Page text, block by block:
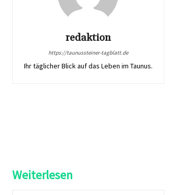
redaktion
https://taunussteiner-tagblatt.de
Ihr täglicher Blick auf das Leben im Taunus.
Weiterlesen